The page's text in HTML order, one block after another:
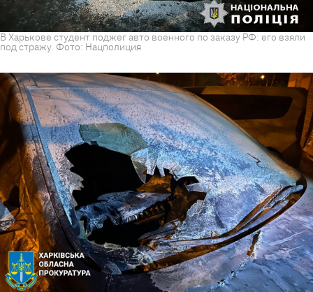
В Харькове студент поджег авто военного по заказу РФ: его взяли
под стражу. Фото: Нацполиция